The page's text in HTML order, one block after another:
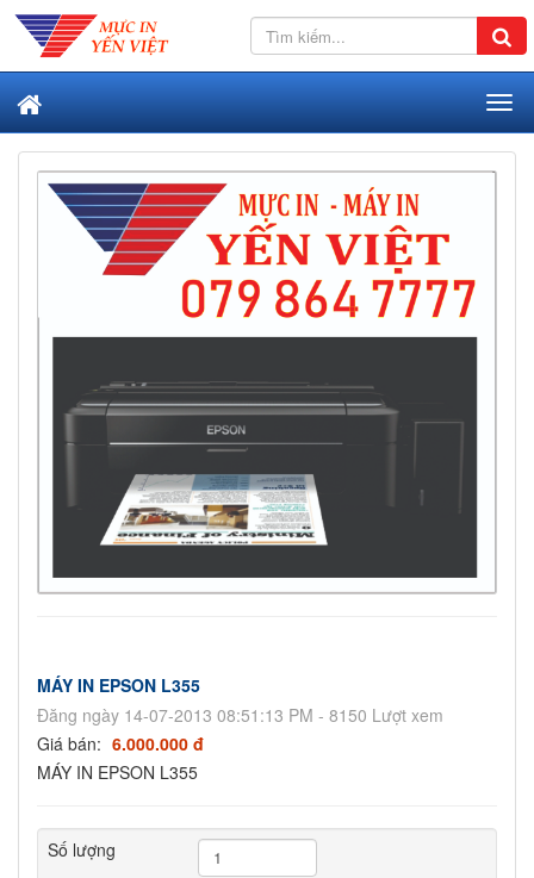
MÁY IN EPSON L355
Đăng ngày 14-07-2013 08:51:13 PM - 8150 Lượt xem
Giá bán: 6.000.000 đ
MÁY IN EPSON L355
Số lượng